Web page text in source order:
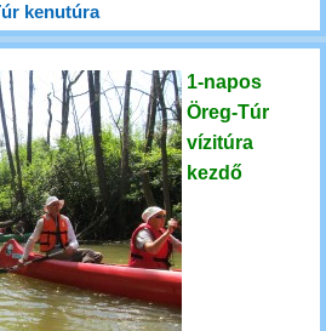
kenutúra
1-napos
Öreg-Túr
vízitúra
kezdő